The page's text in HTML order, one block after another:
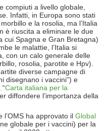
compiuti a livello globale,
Infatti, in Europa sono stati
e la rosolia, ma l’Italia
è riuscita a eliminare le due
cui Spagna e Gran Bretagna)
le malattie, l’Italia si
con un calo generale delle
rosolia, parotite e Hpv).
diverse campagne di
disegnano i vaccini”) e
Carta italiana per la
diffondere l’importanza della
l’OMS ha approvato il Global
globale per i vaccini) per la